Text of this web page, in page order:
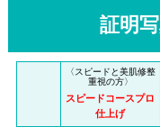
証明
〈スピードと美肌修整
重視の方〉
スピードコースプロ
仕上げ